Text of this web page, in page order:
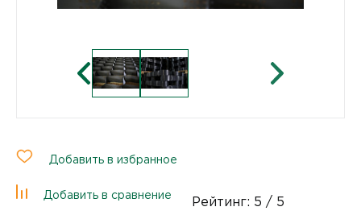
Добавить в избранное
Добавить в сравнение
Рейтинг: 5 / 5